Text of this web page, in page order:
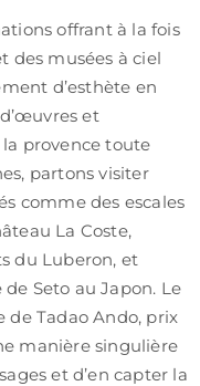
offrant à la fois
des musées à ciel
d’esthète en
et
la provence toute
partons visiter
comme des escales
La Coste,
du Luberon, et
Seto au Japon. Le
de Tadao Ando, prix
manière singulière
et d’en capter la